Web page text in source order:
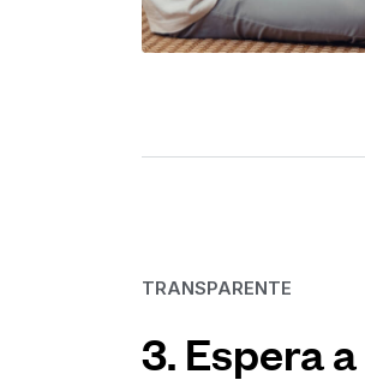
TRANSPARENTE
3. Espera